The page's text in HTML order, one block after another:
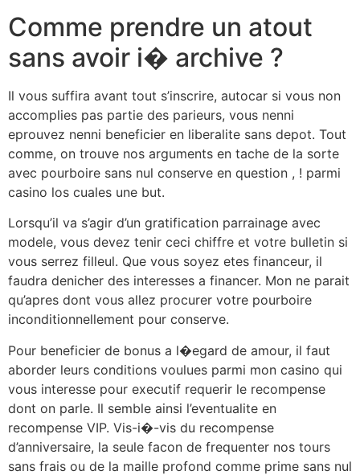
Comme prendre un atout
sans avoir i� archive ?
Il vous suffira avant tout s’inscrire, autocar si vous non
accomplies pas partie des parieurs, vous nenni
eprouvez nenni beneficier en liberalite sans depot. Tout
comme, on trouve nos arguments en tache de la sorte
avec pourboire sans nul conserve en question , ! parmi
casino los cuales une but.
Lorsqu’il va s’agir d’un gratification parrainage avec
modele, vous devez tenir ceci chiffre et votre bulletin si
vous serrez filleul. Que vous soyez etes financeur, il
faudra denicher des interesses a financer. Mon ne parait
qu’apres dont vous allez procurer votre pourboire
inconditionnellement pour conserve.
Pour beneficier de bonus a l�egard de amour, il faut
aborder leurs conditions voulues parmi mon casino qui
vous interesse pour executif requerir le recompense
dont on parle. Il semble ainsi l’eventualite en
recompense VIP. Vis-i�-vis du recompense
d’anniversaire, la seule facon de frequenter nos tours
sans frais ou de la maille profond comme prime sans nul